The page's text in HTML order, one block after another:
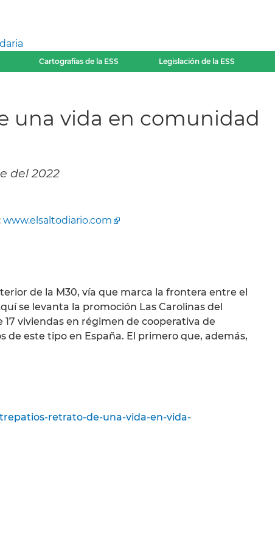
Cartografías de la ESS Legislación de la ESS
una vida en comunidad
del 2022
www.elsaltodiario.com
de la M30, vía que marca la frontera entre el
se levanta la promoción Las Carolinas del
viviendas en régimen de cooperativa de
de este tipo en España. El primero que, además,
retrato-de-una-vida-en-vida-